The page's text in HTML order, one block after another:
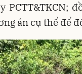
PCTT&TKCN;
án cụ thể để